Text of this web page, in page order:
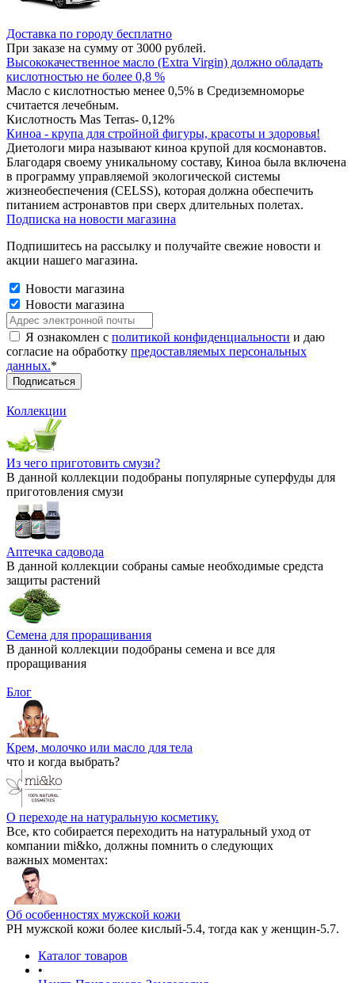
Доставка по городу бесплатно
При заказе на сумму от 3000 рублей.
Высококачественное масло (Extra Virgin) должно обладать
кислотностью не более 0,8 %
Масло с кислотностью менее 0,5% в Средиземноморье
считается лечебным.
Кислотность Mas Terras- 0,12%
Киноа - крупа для стройной фигуры, красоты и здоровья!
Диетологи мира называют киноа крупой для космонавтов.
Благодаря своему уникальному составу, Киноа была включена
в программу управляемой экологической системы
жизнеобеспечения (CELSS), которая должна обеспечить
питанием астронавтов при сверх длительных полетах.
Подписка на новости магазина
Подпишитесь на рассылку и получайте свежие новости и
акции нашего магазина.
Новости магазина
Новости магазина
Я ознакомлен с политикой конфиденциальности и даю
согласие на обработку предоставляемых персональных
данных.*
Коллекции
Из чего приготовить смузи?
В данной коллекции подобраны популярные суперфуды для
приготовления смузи
Аптечка садовода
В данной коллекции собраны самые необходимые средста
защиты растений
Семена для проращивания
В данной коллекции подобраны семена и все для
проращивания
Блог
Крем, молочко или масло для тела
что и когда выбрать?
О переходе на натуральную косметику.
Все, кто собирается переходить на натуральный уход от
компании mi&ko, должны помнить о следующих
важных моментах:
Об особенностях мужской кожи
РН мужской кожи более кислый-5.4, тогда как у женщин-5.7.
Каталог товаров
•